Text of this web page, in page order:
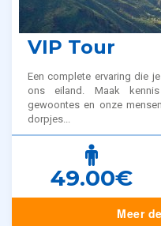
VIP Tour
Een complete ervaring die
ons eiland. Maak
gewoontes en onze
dorpjes...
49.00€
Meer